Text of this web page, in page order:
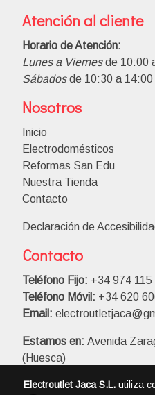
Atención al cliente
Horario de Atención:
Lunes a Viernesde 10:00
Sábadosde 10:30 a 14:00
Nosotros
Inicio
Electrodomésticos
Reformas San Edu
Nuestra Tienda
Contacto
Declaración de
Contacto
Teléfono Fijo: +34 974 115
Teléfono Móvil: +34 620
Email:
Estamos en: Avenida
(Huesca)
Electroutlet Jaca S.L. utiliza